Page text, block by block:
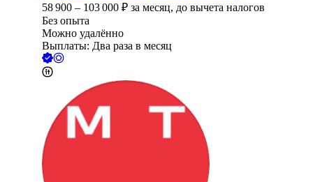
58 900 – 103 000 ₽ за месяц, до вычета налогов
Без опыта
Можно удалённо
Выплаты: Два раза в месяц